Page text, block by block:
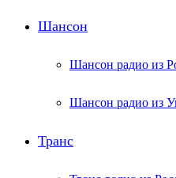
Шансон
Шансон радио из
Шансон радио из
Транс